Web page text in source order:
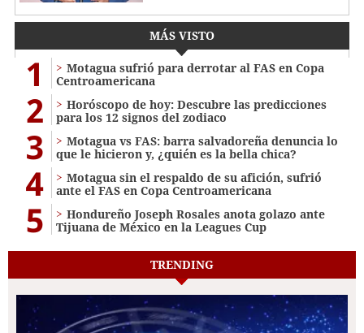
MÁS VISTO
1
Motagua sufrió para derrotar al FAS en Copa
Centroamericana
2
Horóscopo de hoy: Descubre las predicciones
para los 12 signos del zodiaco
3
Motagua vs FAS: barra salvadoreña denuncia lo
que le hicieron y, ¿quién es la bella chica?
4
Motagua sin el respaldo de su afición, sufrió
ante el FAS en Copa Centroamericana
5
Hondureño Joseph Rosales anota golazo ante
Tijuana de México en la Leagues Cup
TRENDING